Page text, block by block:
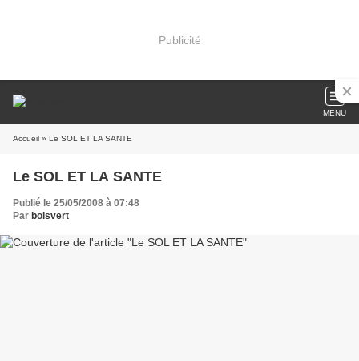
Publicité
MENU
Accueil » Le SOL ET LA SANTE
Le SOL ET LA SANTE
Publié le 25/05/2008 à 07:48
Par boisvert